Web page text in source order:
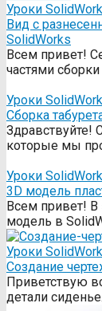
Уроки
Вид с
SolidWorks
Всем привет!
частями
Уроки
Сборка
Здравствуйте!
которые мы
Уроки
3D модель
Всем привет!
модель в
Уроки
Создание
Приветствую
детали